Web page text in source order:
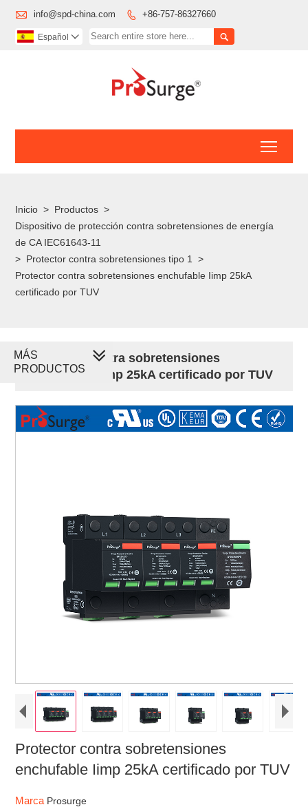
 info@spd-china.com  +86-757-86327660

Español 
Inicio > Productos >
Dispositivo de protección contra sobretensiones de energía
de CA IEC61643-11
> Protector contra sobretensiones tipo 1
>
Protector contra sobretensiones enchufable Iimp 25kA
certificado por TUV
Protector contra sobretensiones
enchufable Iimp 25kA certificado por TUV
Protector contra sobretensiones
enchufable Iimp 25kA certificado por TUV
Marca Prosurge
MÁS
PRODUCTOS